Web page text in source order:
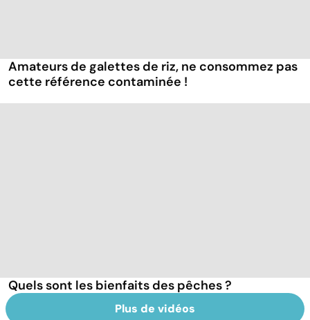
Amateurs de galettes de riz, ne consommez pas
cette référence contaminée !
Quels sont les bienfaits des pêches ?
Plus de vidéos